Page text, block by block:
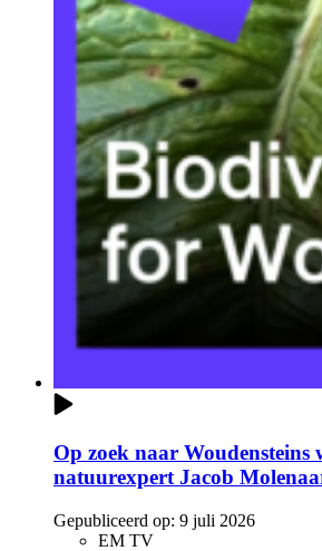
Op zoek naar Woudensteins
natuurexpert Jacob
Gepubliceerd op: 9 juli 2026
EM TV